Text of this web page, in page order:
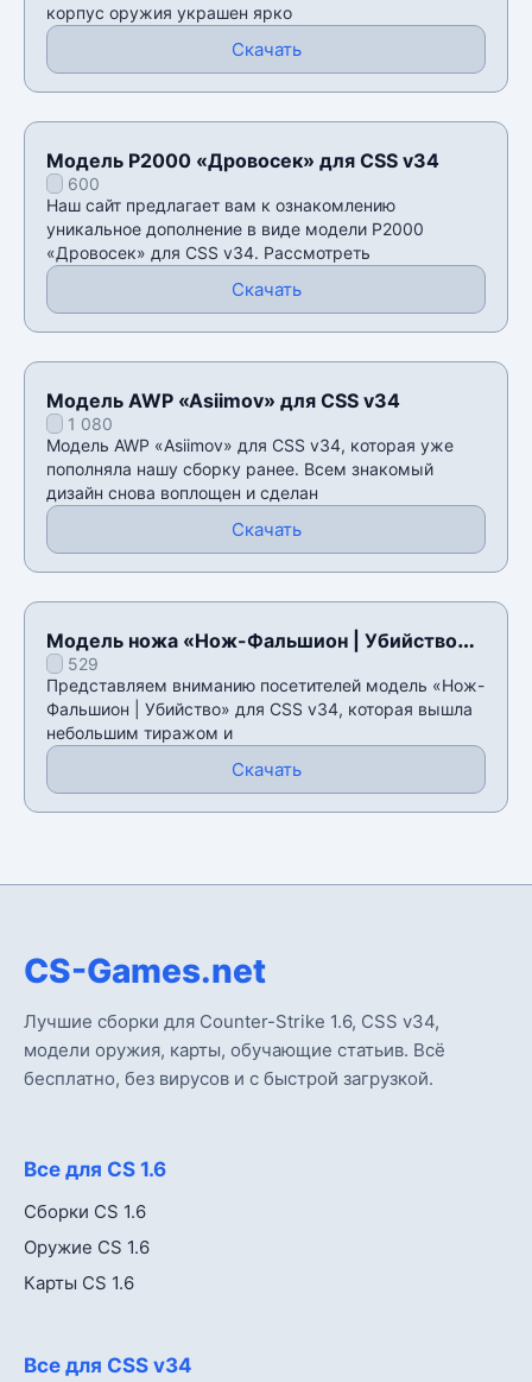
корпус оружия украшен ярко
Скачать
Модель P2000 «Дровосек» для CSS v34
600
Наш сайт предлагает вам к ознакомлению
уникальное дополнение в виде модели P2000
«Дровосек» для CSS v34. Рассмотреть
Скачать
Модель AWP «Asiimov» для CSS v34
1 080
Модель AWP «Asiimov» для CSS v34, которая уже
пополняла нашу сборку ранее. Всем знакомый
дизайн снова воплощен и сделан
Скачать
Модель ножа «Нож-Фальшион | Убийство»
для CSS v34
529
Представляем вниманию посетителей модель «Нож-
Фальшион | Убийство» для CSS v34, которая вышла
небольшим тиражом и
Скачать
CS-Games.net
Лучшие сборки для Counter-Strike 1.6, CSS v34,
модели оружия, карты, обучающие статьив. Всё
бесплатно, без вирусов и с быстрой загрузкой.
Все для CS 1.6
Сборки CS 1.6
Оружие CS 1.6
Карты CS 1.6
Все для CSS v34